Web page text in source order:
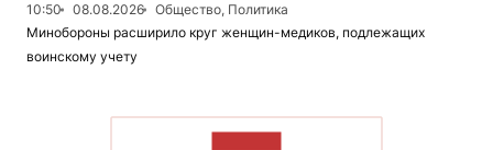
10:50
08.08.2026
Общество, Политика
Минобороны расширило круг женщин-медиков, подлежащих
воинскому учету